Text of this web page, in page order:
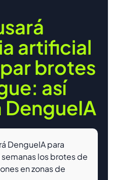
artificial
brotes
así
DengueIA para
los brotes de
en zonas de